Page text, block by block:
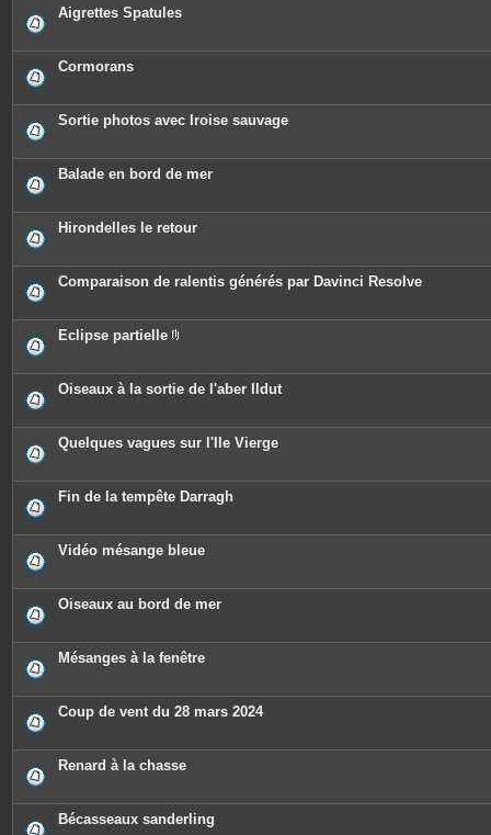
Aigrettes Spatules
Cormorans
Sortie photos avec Iroise sauvage
Balade en bord de mer
Hirondelles le retour
Comparaison de ralentis générés par Davinci Resolve
Eclipse partielle
è
c
j
o
t
e
s
Oiseaux à la sortie de l'aber Ildut
Quelques vagues sur l'Ile Vierge
Fin de la tempête Darragh
Vidéo mésange bleue
Oiseaux au bord de mer
Mésanges à la fenêtre
Coup de vent du 28 mars 2024
Renard à la chasse
Bécasseaux sanderling